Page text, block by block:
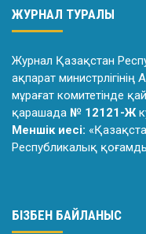
ЖУРНАЛ ТУРАЛЫ
Журнал Қазақстан
ақпарат министрлiгiнiң
мұрағат комитетiнде
қарашада № 12121-Ж
Меншік иесі:
Республикалық
БІЗБЕН БАЙЛАНЫС